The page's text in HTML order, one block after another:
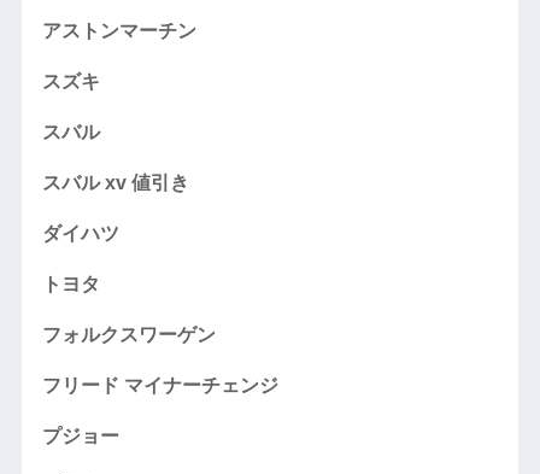
アストンマーチン
スズキ
スバル
スバル xv 値引き
ダイハツ
トヨタ
フォルクスワーゲン
フリード マイナーチェンジ
プジョー